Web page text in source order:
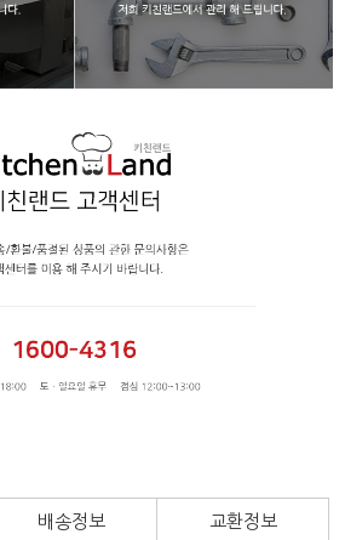
배송정보 교환정보